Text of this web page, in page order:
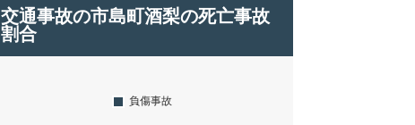
交通事故の市島町酒梨の死亡事故
割合